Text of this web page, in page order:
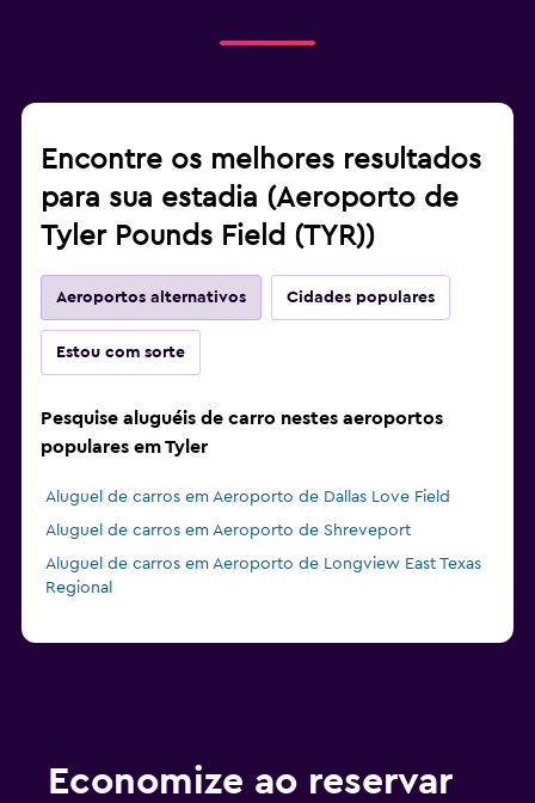
Encontre os melhores resultados
para sua estadia (Aeroporto de
Tyler Pounds Field (TYR))
Aeroportos alternativos Cidades populares
Estou com sorte
Pesquise aluguéis de carro nestes aeroportos
populares em Tyler
Aluguel de carros em Aeroporto de Dallas Love Field
Aluguel de carros em Aeroporto de Shreveport
Aluguel de carros em Aeroporto de Longview East Texas
Regional
Economize ao reservar